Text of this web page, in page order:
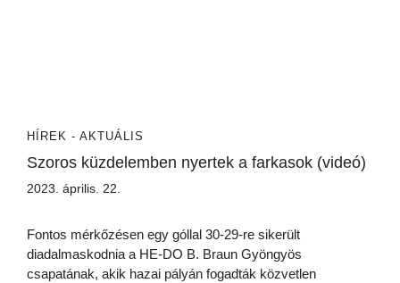
HÍREK - AKTUÁLIS
Szoros küzdelemben nyertek a farkasok (videó)
2023. április. 22.
Fontos mérkőzésen egy góllal 30-29-re sikerült
diadalmaskodnia a HE-DO B. Braun Gyöngyös
csapatának, akik hazai pályán fogadták közvetlen